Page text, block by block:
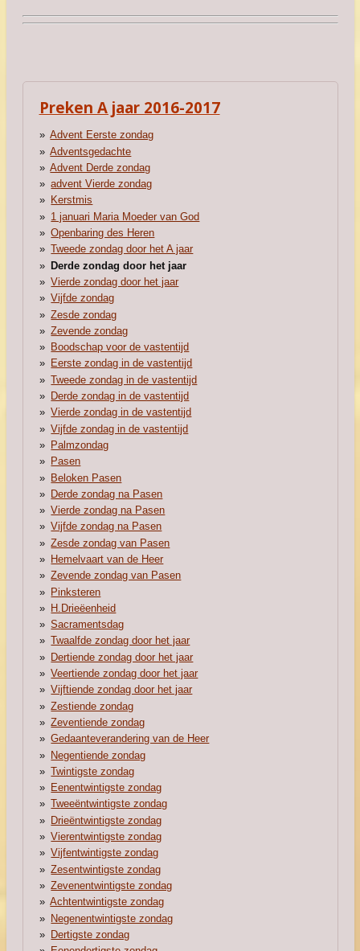
Preken A jaar 2016-2017
Advent Eerste zondag
Adventsgedachte
Advent Derde zondag
advent Vierde zondag
Kerstmis
1 januari Maria Moeder van God
Openbaring des Heren
Tweede zondag door het A jaar
Derde zondag door het jaar
Vierde zondag door het jaar
Vijfde zondag
Zesde zondag
Zevende zondag
Boodschap voor de vastentijd
Eerste zondag in de vastentijd
Tweede zondag in de vastentijd
Derde zondag in de vastentijd
Vierde zondag in de vastentijd
Vijfde zondag in de vastentijd
Palmzondag
Pasen
Beloken Pasen
Derde zondag na Pasen
Vierde zondag na Pasen
Vijfde zondag na Pasen
Zesde zondag van Pasen
Hemelvaart van de Heer
Zevende zondag van Pasen
Pinksteren
H.Drieëenheid
Sacramentsdag
Twaalfde zondag door het jaar
Dertiende zondag door het jaar
Veertiende zondag door het jaar
Vijftiende zondag door het jaar
Zestiende zondag
Zeventiende zondag
Gedaanteverandering van de Heer
Negentiende zondag
Twintigste zondag
Eenentwintigste zondag
Tweeëntwintigste zondag
Drieëntwintigste zondag
Vierentwintigste zondag
Vijfentwintigste zondag
Zesentwintigste zondag
Zevenentwintigste zondag
Achtentwintigste zondag
Negenentwintigste zondag
Dertigste zondag